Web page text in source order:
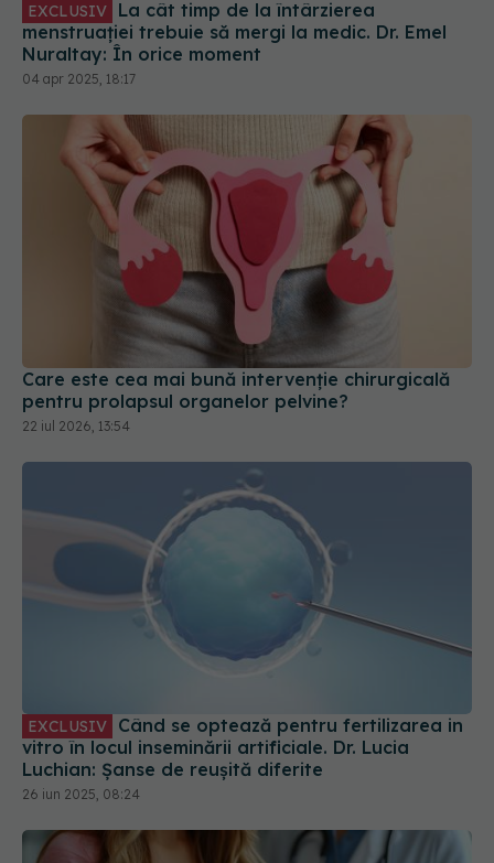
EXCLUSIV
menstruației trebuie să mergi la medic. Dr. Emel
Nuraltay: În orice moment
04 apr 2025, 18:17
Care este cea mai bună intervenție chirurgicală
pentru prolapsul organelor pelvine?
22 iul 2026, 13:54
EXCLUSIV
vitro în locul inseminării artificiale. Dr. Lucia
Luchian: Șanse de reușită diferite
26 iun 2025, 08:24